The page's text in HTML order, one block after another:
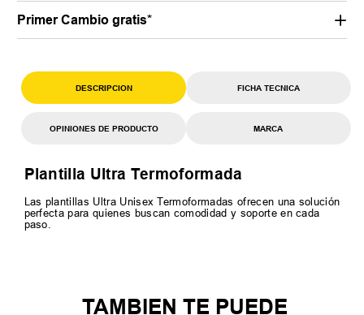
Primer Cambio gratis*
DESCRIPCION FICHA TECNICA
OPINIONES DE PRODUCTO MARCA
Plantilla Ultra Termoformada
Las plantillas Ultra Unisex Termoformadas ofrecen una solución
perfecta para quienes buscan comodidad y soporte en cada
paso.
TAMBIEN TE PUEDE